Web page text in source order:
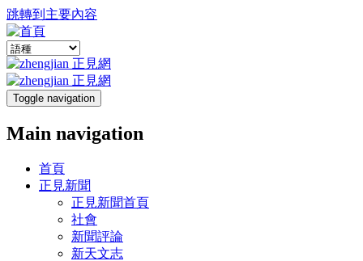
跳轉到主要內容
Toggle navigation
Main navigation
首頁
正見新聞
正見新聞首頁
社會
新聞評論
新天文志